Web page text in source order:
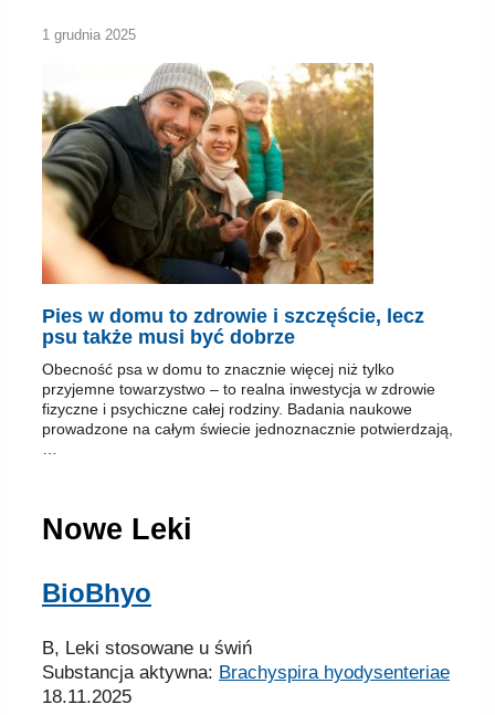
1 grudnia 2025
Pies w domu to zdrowie i szczęście, lecz
psu także musi być dobrze
Obecność psa w domu to znacznie więcej niż tylko
przyjemne towarzystwo – to realna inwestycja w zdrowie
fizyczne i psychiczne całej rodziny. Badania naukowe
prowadzone na całym świecie jednoznacznie potwierdzają,
Nowe Leki
BioBhyo
B, Leki stosowane u świń
Substancja aktywna: Brachyspira hyodysenteriae
18.11.2025